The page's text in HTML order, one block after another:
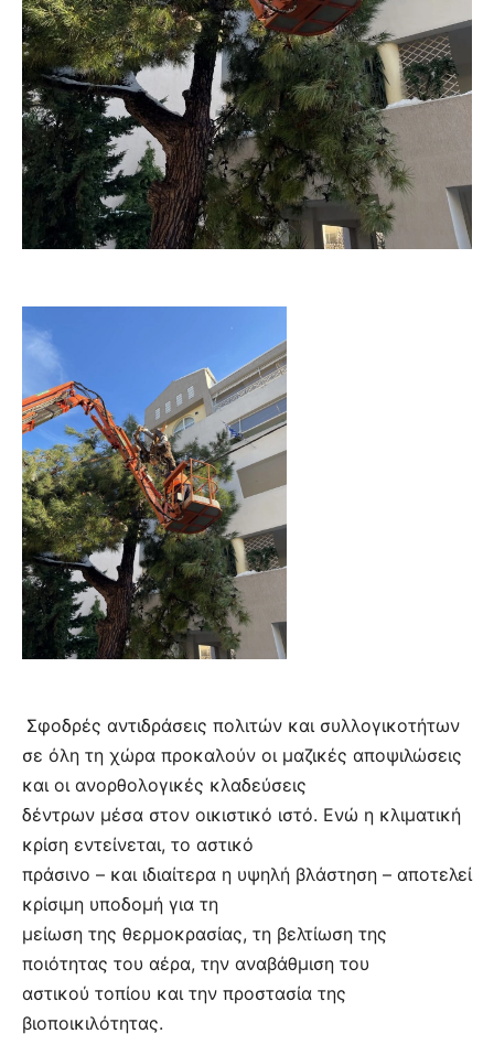
Σφοδρές αντιδράσεις πολιτών και συλλογικοτήτων
σε όλη τη χώρα προκαλούν οι μαζικές αποψιλώσεις
και οι ανορθολογικές κλαδεύσεις
δέντρων μέσα στον οικιστικό ιστό. Ενώ η κλιματική
κρίση εντείνεται, το αστικό
πράσινο – και ιδιαίτερα η υψηλή βλάστηση – αποτελεί
κρίσιμη υποδομή για τη
μείωση της θερμοκρασίας, τη βελτίωση της
ποιότητας του αέρα, την αναβάθμιση του
αστικού τοπίου και την προστασία της
βιοποικιλότητας.